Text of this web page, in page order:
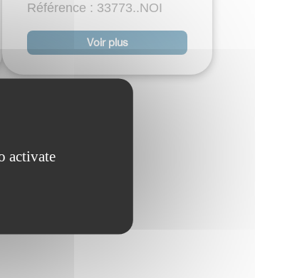
Référence : 33773..NOI
Voir plus
activate